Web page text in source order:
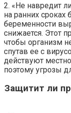
2. «Не навредит
на ранних
беременности
снижается. Этот
чтобы организм
спутав ее с
действуют
поэтому угрозы
Защитит ли